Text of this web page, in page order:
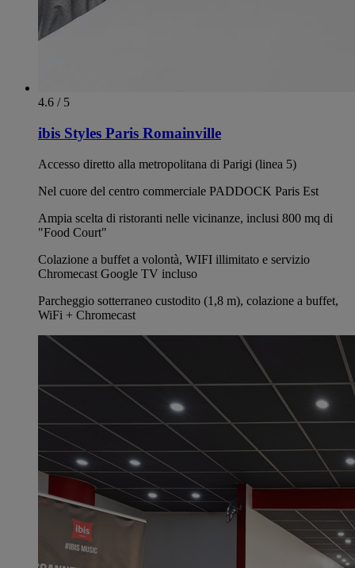
4.6 / 5
ibis Styles Paris Romainville
Accesso diretto alla metropolitana di Parigi (linea 5)
Nel cuore del centro commerciale PADDOCK Paris Est
Ampia scelta di ristoranti nelle vicinanze, inclusi 800 mq di
"Food Court"
Colazione a buffet a volontà, WIFI illimitato e servizio
Chromecast Google TV incluso
Parcheggio sotterraneo custodito (1,8 m), colazione a buffet,
WiFi + Chromecast